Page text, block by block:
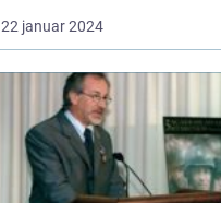
22 januar 2024